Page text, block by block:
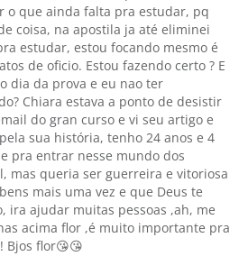
o que ainda falta pra estudar, pq
coisa, na apostila ja até eliminei
estudar, estou focando mesmo é
de oficio. Estou fazendo certo ? E
dia da prova e eu nao ter
Chiara estava a ponto de desistir
do gran curso e vi seu artigo e
sua história, tenho 24 anos e 4
pra entrar nesse mundo dos
mas queria ser guerreira e vitoriosa
mais uma vez e que Deus te
ira ajudar muitas pessoas ,ah, me
acima flor ,é muito importante pra
Bjos flor😘😘